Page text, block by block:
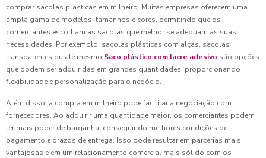
comprar sacolas plásticas em milheiro. Muitas empresas oferecem uma
ampla gama de modelos, tamanhos e cores, permitindo que os
comerciantes escolham as sacolas que melhor se adequam às suas
necessidades. Por exemplo, sacolas plásticas com alças, sacolas
transparentes ou até mesmo Saco plástico com lacre adesivo são opções
que podem ser adquiridas em grandes quantidades, proporcionando
flexibilidade e personalização para o negócio.
Além disso, a compra em milheiro pode facilitar a negociação com
fornecedores. Ao adquirir uma quantidade maior, os comerciantes podem
ter mais poder de barganha, conseguindo melhores condições de
pagamento e prazos de entrega. Isso pode resultar em parcerias mais
vantajosas e em um relacionamento comercial mais sólido com os